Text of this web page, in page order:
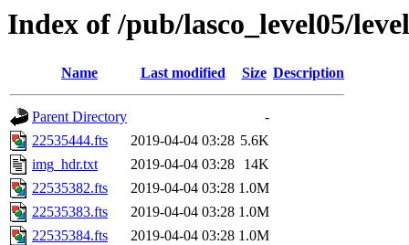
Index of /pub/lasco_level05/
Name Last modified Size Description
Parent Directory
-
22535444.fts
2019-04-04 03:28 5.6K
img_hdr.txt
2019-04-04 03:28
14K
22535382.fts
2019-04-04 03:28 1.0M
22535383.fts
2019-04-04 03:28 1.0M
22535384.fts
2019-04-04 03:28 1.0M